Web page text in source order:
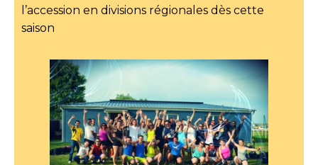
l’accession en divisions régionales dès cette
saison